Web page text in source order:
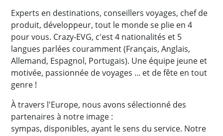
Experts en destinations, conseillers voyages, chef de
produit, développeur, tout le monde se plie en 4
pour vous. Crazy-EVG, c'est 4 nationalités et 5
langues parlées couramment (Français, Anglais,
Allemand, Espagnol, Portugais). Une équipe jeune et
motivée, passionnée de voyages ... et de fête en tout
genre !
À travers l'Europe, nous avons sélectionné des
partenaires à notre image :
sympas, disponibles, ayant le sens du service. Notre